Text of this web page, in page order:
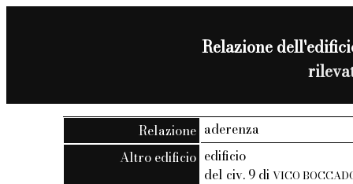
Relazione
Relazione aderenza
Altro edificio edificio
del civ. 9 diVICO